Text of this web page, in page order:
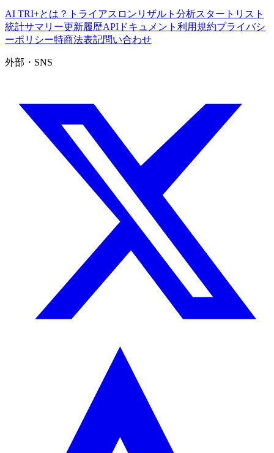
AI TRI+とは？ トライアスロンリザルト分析スタートリスト
統計サマリー更新履歴APIドキュメント 利用規約プライバシ
ーポリシー特商法表記問い合わせ
外部・SNS